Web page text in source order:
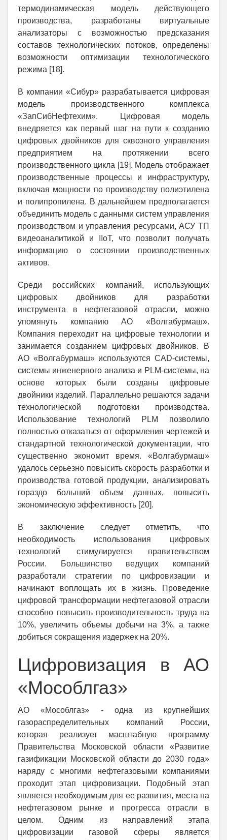
термодинамическая модель действующего
производства, разработаны виртуальные
анализаторы с возможностью предсказания
составов технологических потоков, определены
возможности оптимизации технологического
режима [18].
В компании «Сибур» разрабатывается цифровая
модель производственного комплекса
«ЗапСибНефтехим». Цифровая модель
внедряется как первый шаг на пути к созданию
цифровых двойников для сквозного управления
предприятием на протяжении всего
производственного цикла [19]. Модель отображает
производственные процессы и инфраструктуру,
включая мощности по производству полиэтилена
и полипропилена. В дальнейшем предполагается
объединить модель с данными систем управления
производством и управления ресурсами, АСУ ТП
видеоаналитикой и IIoT, что позволит получать
информацию о состоянии производственных
активов.
Среди российских компаний, использующих
цифровых двойников для разработки
инструмента в нефтегазовой отрасли, можно
упомянуть компанию АО «Волгабурмаш».
Компания переходит на цифровые технологии и
занимается созданием цифровых двойников. В
АО «Волгабурмаш» используются CAD-системы,
системы инженерного анализа и PLM-системы, на
основе которых были созданы цифровые
двойники изделий. Параллельно решаются задачи
технологической подготовки производства.
Использование технологий PLM позволило
полностью отказаться от оформления чертежей и
стандартной технологической документации, что
существенно экономит время. «Волгабурмаш»
удалось серьезно повысить скорость разработки и
производства готовой продукции, анализировать
гораздо больший объем данных, повысить
экономическую эффективность [20].
В заключение следует отметить, что
необходимость использования цифровых
технологий стимулируется правительством
России. Большинство ведущих компаний
разработали стратегии по цифровизации и
начинают воплощать их в жизнь. Проведение
цифровой трансформации нефтегазовой отрасли
способно повысить производительность труда на
10%, увеличить объемы добычи на 3%, а также
добиться сокращения издержек на 20%.
Цифровизация в АО
«Мособлгаз»
АО «Мособлгаз» - одна из крупнейших
газораспределительных компаний России,
которая реализует масштабную программу
Правительства Московской области «Развитие
газификации Московской области до 2030 года»
наряду с многими нефтегазовыми компаниями
проходит этап цифровизации. Подобный этап
является необходимым для ее развития, места на
нефтегазовом рынке и прогресса отрасли в
целом. Одним из направлений этапа
цифровизации газовой сферы является